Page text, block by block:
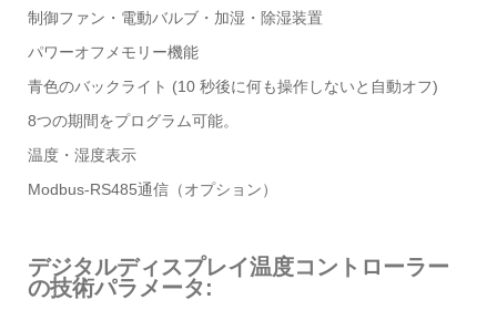
制御ファン・電動バルブ・加湿・除湿装置
パワーオフメモリー機能
青色のバックライト (10 秒後に何も操作しないと自動オフ)
8つの期間をプログラム可能。
温度・湿度表示
Modbus-RS485通信（オプション）
デジタルディスプレイ温度コントローラー
の技術パラメータ: